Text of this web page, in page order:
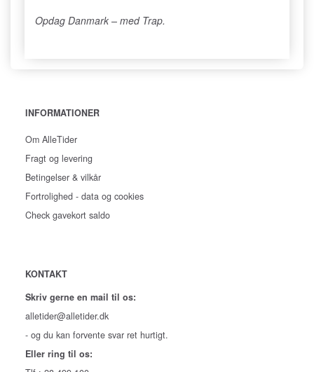
Opdag Danmark – med Trap.
INFORMATIONER
Om AlleTider
Fragt og levering
Betingelser & vilkår
Fortrolighed - data og cookies
Check gavekort saldo
KONTAKT
Skriv gerne en mail til os:
alletider@alletider.dk
- og du kan forvente svar ret hurtigt.
Eller ring til os: